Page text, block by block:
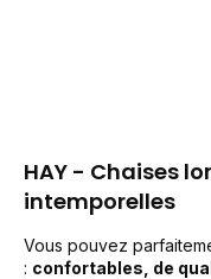
HAY - Chaises
intemporelles
Vous pouvez
: confortables, de